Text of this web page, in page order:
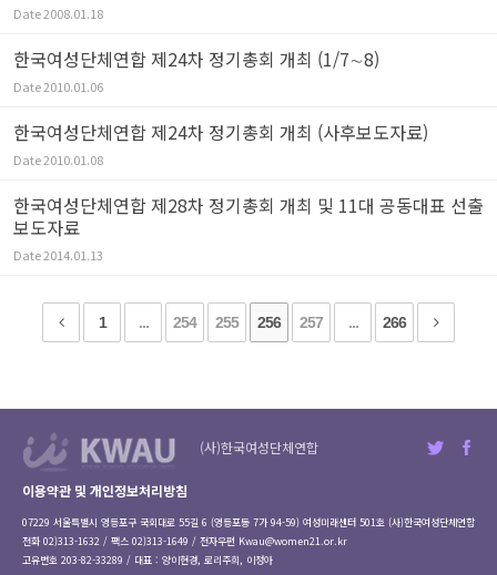
Date2008.01.18
한국여성단체연합 제24차 정기총회 개최 (1/7∼8)
Date2010.01.06
한국여성단체연합 제24차 정기총회 개최 (사후보도자료)
Date2010.01.08
한국여성단체연합 제28차 정기총회 개최 및 11대 공동대표 선출
보도자료
Date2014.01.13
1 ... 254 255 256 257 ... 266
(사)한국여성단체연합
이용약관 및 개인정보처리방침
07229 서울특별시 영등포구 국회대로 55길 6 (영등포동 7가 94-59) 여성미래센터 501호 (사)한국여성단체연합
전화 02)313-1632 / 팩스 02)313-1649 / 전자우편 Kwau@women21.or.kr
고유번호 203-82-33289 / 대표 : 양이현경, 로리주희, 이정아